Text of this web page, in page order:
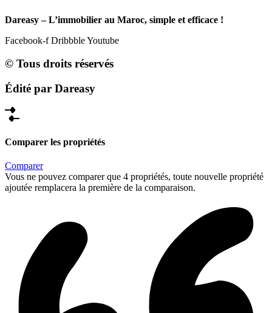
Dareasy – L’immobilier au Maroc, simple et efficace !
Facebook-f DribbbleYoutube
© Tous droits réservés
Édité par Dareasy
Comparer les propriétés
Comparer
Vous ne pouvez comparer que 4 propriétés, toute nouvelle propriété
ajoutée remplacera la première de la comparaison.